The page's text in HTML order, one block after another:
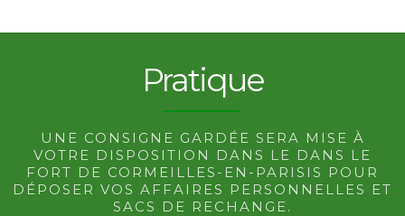
Pratique
UNE CONSIGNE GARDÉE SERA MISE À
VOTRE DISPOSITION DANS LE DANS LE
FORT DE CORMEILLES-EN-PARISIS POUR
DÉPOSER VOS AFFAIRES PERSONNELLES ET
SACS DE RECHANGE.